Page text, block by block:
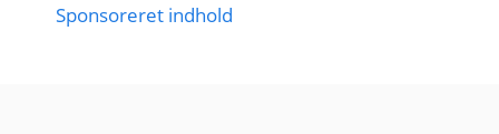
Sponsoreret indhold